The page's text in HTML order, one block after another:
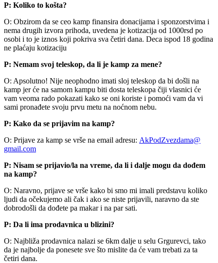
P: Koliko to košta?
O: Obzirom da se ceo kamp finansira donacijama i sponzorstvima i
nema drugih izvora prihoda, uvedena je kotizacija od 1000rsd po
osobi i to je iznos koji pokriva sva četiri dana. Deca ispod 18 godina
ne plaćaju kotizaciju
P: Nemam svoj teleskop, da li je kamp za mene?
O: Apsolutno! Nije neophodno imati sloj teleskop da bi došli na
kamp jer će na samom kampu biti dosta teleskopa čiji vlasnici će
vam veoma rado pokazati kako se oni koriste i pomoći vam da vi
sami pronađete svoju prvu metu na noćnom nebu.
P: Kako da se prijavim na kamp?
O: Prijave za kamp se vrše na email adresu: AkPodZvezdama​@
gmail.com
P: Nisam se prijavio/la na vreme, da li i dalje mogu da dođem
na kamp?
O: Naravno, prijave se vrše kako bi smo mi imali predstavu koliko
ljudi da očekujemo ali čak i ako se niste prijavili, naravno da ste
dobrodošli da dođete pa makar i na par sati.
P: Da li ima prodavnica u blizini?
O: Najbliža prodavnica nalazi se 6km dalje u selu Grgurevci, tako
da je najbolje da ponesete sve što mislite da će vam trebati za ta
četiri dana.